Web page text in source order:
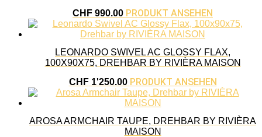
CHF 990.00 PRODUKT ANSEHEN
LEONARDO SWIVEL AC GLOSSY FLAX,
100X90X75, DREHBAR BY RIVIÈRA MAISON
CHF1'250.00 PRODUKT ANSEHEN
AROSA ARMCHAIR TAUPE, DREHBAR BY RIVIÈRA
MAISON